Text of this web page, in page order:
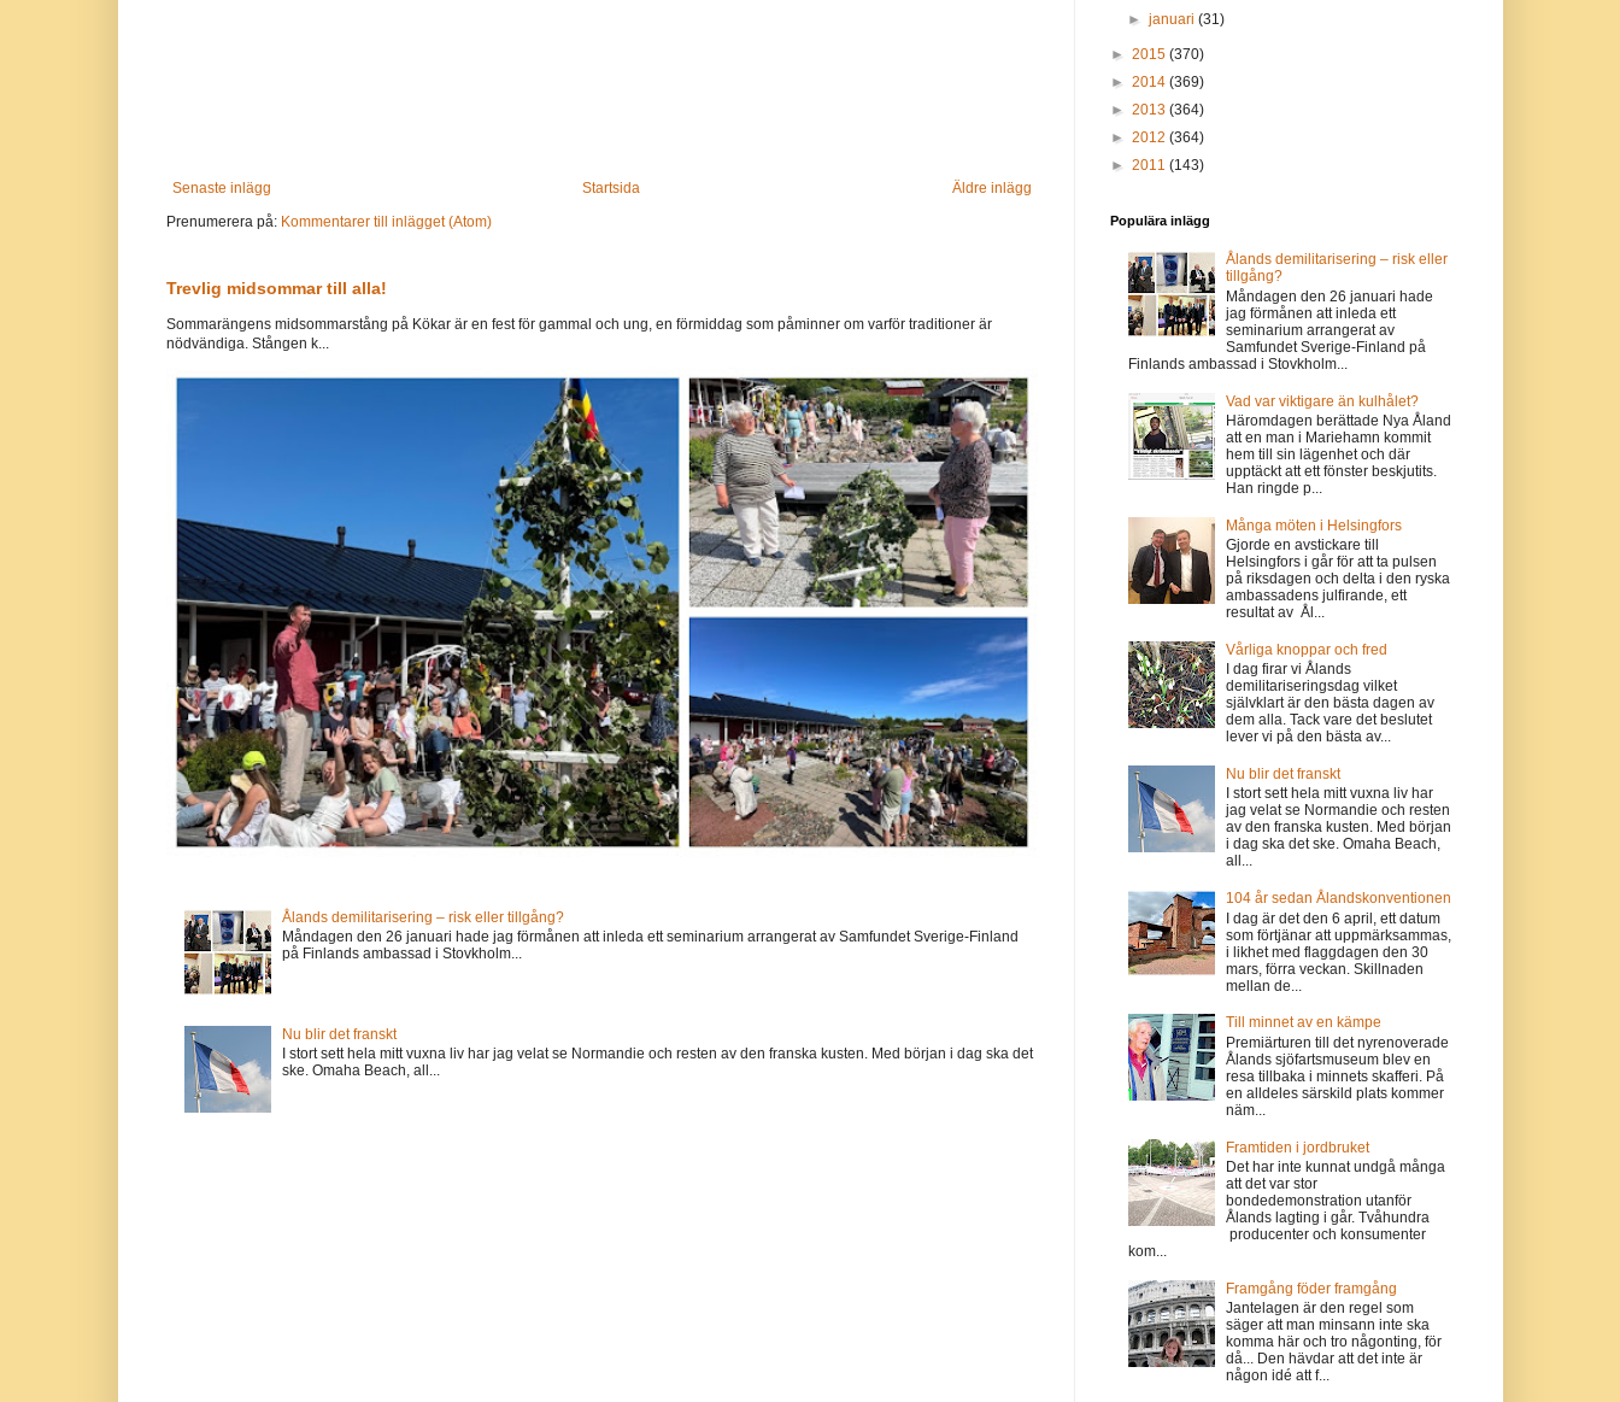
Senaste inlägg Äldre inlägg
Startsida
Prenumerera på: Kommentarer till inlägget (Atom)
Trevlig midsommar till alla!
Sommarängens midsommarstång på Kökar är en fest för gammal och ung, en förmiddag som påminner om varför traditioner är
nödvändiga. Stången k...
Ålands demilitarisering – risk eller tillgång?
Måndagen den 26 januari hade jag förmånen att inleda ett seminarium arrangerat av Samfundet Sverige-Finland
på Finlands ambassad i Stovkholm...
Nu blir det franskt
I stort sett hela mitt vuxna liv har jag velat se Normandie och resten av den franska kusten. Med början i dag ska det
ske. Omaha Beach, all...
► januari (31)
► 2015 (370)
► 2014 (369)
► 2013 (364)
► 2012 (364)
► 2011 (143)
Populära inlägg
Ålands demilitarisering – risk eller
tillgång?
Måndagen den 26 januari hade
jag förmånen att inleda ett
seminarium arrangerat av
Samfundet Sverige-Finland på
Finlands ambassad i Stovkholm...
Vad var viktigare än kulhålet?
Häromdagen berättade Nya Åland
att en man i Mariehamn kommit
hem till sin lägenhet och där
upptäckt att ett fönster beskjutits.
Han ringde p...
Många möten i Helsingfors
Gjorde en avstickare till
Helsingfors i går för att ta pulsen
på riksdagen och delta i den ryska
ambassadens julfirande, ett
resultat av Ål...
Vårliga knoppar och fred
I dag firar vi Ålands
demilitariseringsdag vilket
självklart är den bästa dagen av
dem alla. Tack vare det beslutet
lever vi på den bästa av...
Nu blir det franskt
I stort sett hela mitt vuxna liv har
jag velat se Normandie och resten
av den franska kusten. Med början
i dag ska det ske. Omaha Beach,
all...
104 år sedan Ålandskonventionen
I dag är det den 6 april, ett datum
som förtjänar att uppmärksammas,
i likhet med flaggdagen den 30
mars, förra veckan. Skillnaden
mellan de...
Till minnet av en kämpe
Premiärturen till det nyrenoverade
Ålands sjöfartsmuseum blev en
resa tillbaka i minnets skafferi. På
en alldeles särskild plats kommer
näm...
Framtiden i jordbruket
Det har inte kunnat undgå många
att det var stor
bondedemonstration utanför
Ålands lagting i går. Tvåhundra
producenter och konsumenter
kom...
Framgång föder framgång
Jantelagen är den regel som
säger att man minsann inte ska
komma här och tro någonting, för
då... Den hävdar att det inte är
någon idé att f...